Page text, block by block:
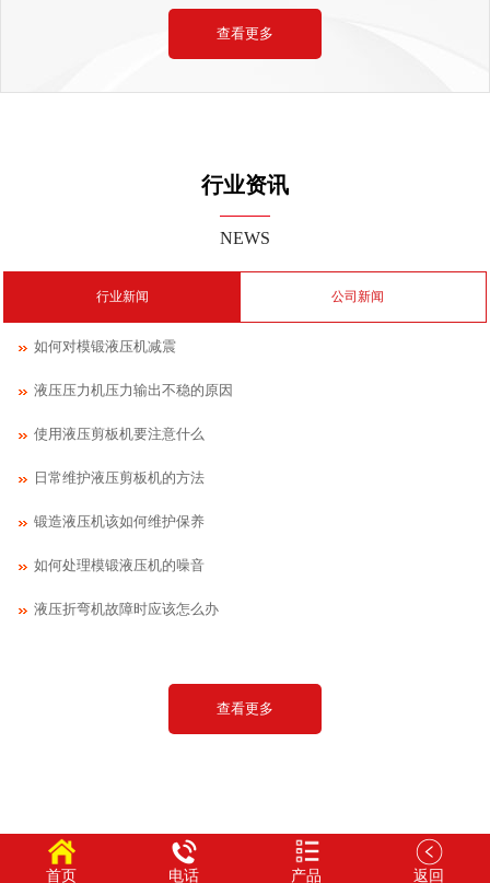
查看更多
行业资讯
NEWS
行业新闻 公司新闻
如何对模锻液压机减震
液压压力机压力输出不稳的原因
使用液压剪板机要注意什么
日常维护液压剪板机的方法
锻造液压机该如何维护保养
如何处理模锻液压机的噪音
液压折弯机故障时应该怎么办
查看更多
首页 电话 产品 返回